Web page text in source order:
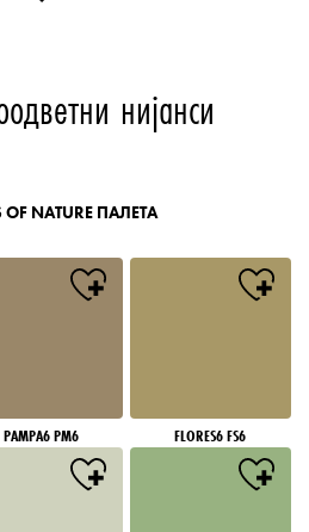
нијанси
OF NATURE ПАЛЕТА
PAMPA6 PM6 FLORES6 FS6